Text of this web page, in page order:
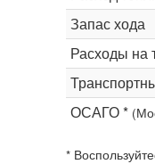
Запас хода
Расходы на
ОСАГО *
*